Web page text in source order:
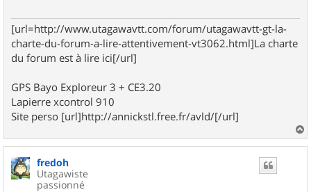
[url=http://www.utagawavtt.com/forum/utagawavtt-gt-la-
charte-du-forum-a-lire-attentivement-vt3062.html]La charte
du forum est à lire ici[/url]
GPS Bayo Exploreur 3 + CE3.20
Lapierre xcontrol 910
Site perso [url]http://annickstl.free.fr/avld/[/url]
a
u
fredoh
Utagawiste
passionné